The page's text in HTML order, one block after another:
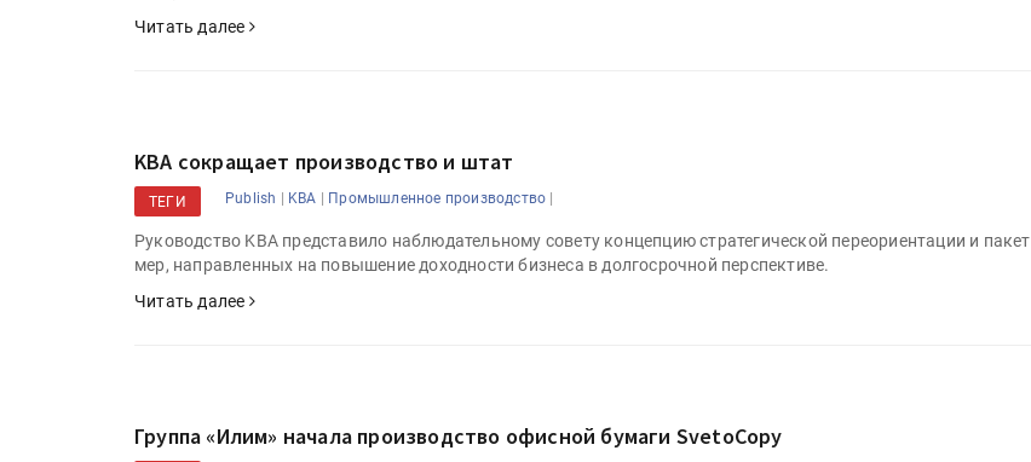
Читать далее
KBA сокращает производство и штат
ТЕГИ Publish | KBA | Промышленное производство |
Руководство KBA представило наблюдательному совету концепцию стратегической переориентации и пакет
мер, направленных на повышение доходности бизнеса в долгосрочной перспективе.
Читать далее
Группа «Илим» начала производство офисной бумаги SvetoCopy